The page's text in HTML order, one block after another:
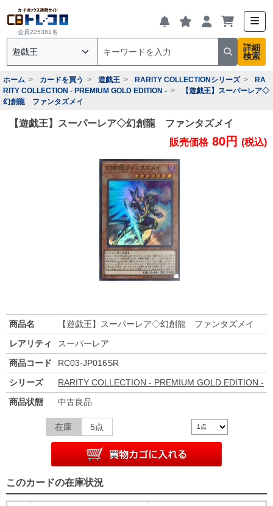
会員225381名
詳細
検索
ホーム カードを買う 遊戯王 RARITY COLLECTIONシリーズ
RA
RITY COLLECTION - PREMIUM GOLD EDITION -
【遊戯王】スーパーレア◇
幻創龍 ファンタズメイ
【遊戯王】スーパーレア◇幻創龍 ファンタズメイ
販売価格 80円 (税込)
商品名
【遊戯王】スーパーレア◇幻創龍 ファンタズメイ
レアリティ
スーパーレア
商品コード
RC03-JP016SR
シリーズ
RARITY COLLECTION - PREMIUM GOLD EDITION -
商品状態
中古良品
在庫 5点
このカードの在庫状況